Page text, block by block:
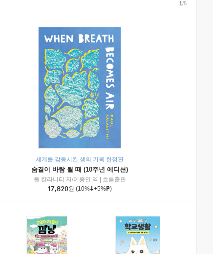
미래엔아이세움
세계를 감동시킨 생의 기록 한정판
숨결이 바람 될 때 (10주년 에디션)
폴 칼라니티 저/이종인 역
흐름출판
17,820원 (10% +5% )
1/5